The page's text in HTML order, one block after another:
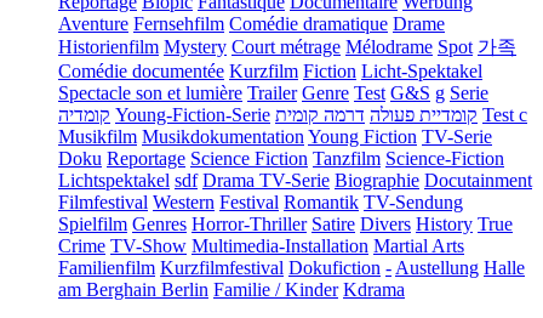
Aventure Fernsehfilm Comédie dramatique Drame
Historienfilm Mystery Court métrage Mélodrame Spot 가족
Comédie documentée Kurzfilm Fiction Licht-Spektakel
Spectacle son et lumière Trailer Genre Test G&S g Serie
קומדיה Young-Fiction-Serie קומדיית פעולה דרמה קומית
Test c
Musikfilm Musikdokumentation Young Fiction TV-Serie
Doku Reportage Science Fiction Tanzfilm Science-Fiction
Lichtspektakel sdf Drama TV-Serie Biographie Docutainment
Filmfestival Western Festival Romantik TV-Sendung
Spielfilm Genres Horror-Thriller Satire Divers History True
Crime TV-Show Multimedia-Installation Martial Arts
Familienfilm Kurzfilmfestival Dokufiction - Austellung Halle
am Berghain Berlin Familie / Kinder Kdrama